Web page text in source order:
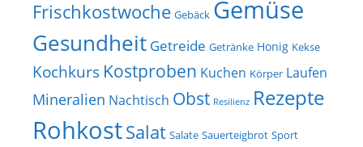
Frischkostwoche Gebäck Gemüse
Gesundheit Getreide Getränke Honig Kekse
Kochkurs Kostproben Kuchen Körper Laufen
Mineralien Nachtisch Obst Resilienz Rezepte
RohkostSalat Salate Sauerteigbrot Sport